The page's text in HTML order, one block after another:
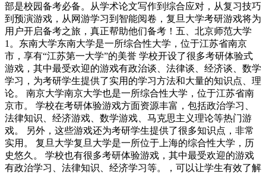
部是校园备考必备。从学术论文写作到综合应对，从复习技巧
到预演游戏，从网游学习到智能阅卷，复旦大学考研游戏将为
用户开启备考之旅，真正帮助他们备考！五、北京师范大学
1。东南大学东南大学是一所综合性大学，位于江苏省南京
市，享有“江苏第一大学”的美誉 学校开设了很多考研体验式
游戏，其中最受欢迎的游戏有政治谈、法律谈、经济谈、数学
学习，为考研学生提供了实用的学习方法和大量的知识点、理
论。 南京大学南京大学也是一所综合性大学，位于江苏省南
京市。 学校在考研体验游戏方面资源丰富，包括政治学习、
法律知识、经济游戏、数学游戏、马克思主义理论等热门游
戏。 另外，这些游戏还为考研学生提供了很多知识点，非常
实用。 复旦大学复旦大学是一所位于上海的综合性大学，历
史悠久。 学校也有很多考研体验游戏，其中最受欢迎的游戏
有政治学习、法律知识、经济学习等。，可以让学生有效了解